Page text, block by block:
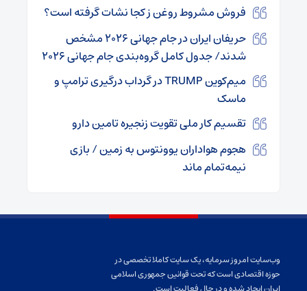
فروش مشروط روغن ز کجا نشات گرفته است؟
حریفان ایران در جام جهانی ۲۰۲۶ مشخص
شدند/ جدول کامل گروه‌بندی جام جهانی ۲۰۲۶
میم‌کوین TRUMP در گرداب درگیری ترامپ و
ماسک
تقسیم کار ملی تقویت زنجیره تامین دارو
هجوم هواداران یوونتوس به زمین / بازی
نیمه‌تمام ماند
وب‌سایت امروز سرمایه، یک سایت کاملا تخصصی در
حوزه اقتصادی است که تحت قوانین جمهوری اسلامی